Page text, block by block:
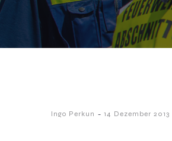
Ingo Perkun - 14 Dezember 2013